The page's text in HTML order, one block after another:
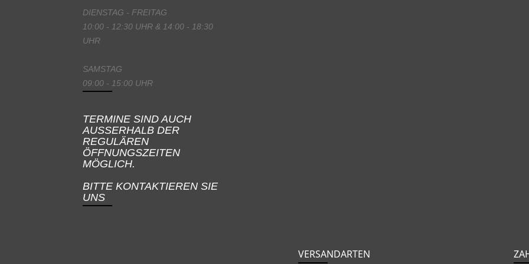
DIENSTAG - FREITAG
10:00 - 12:30 UHR & 14:00 - 18:30
UHR
SAMSTAG
09:00 - 15:00 UHR
TERMINE SIND AUCH
AUSSERHALB DER
REGULÄREN
ÖFFNUNGSZEITEN
MÖGLICH.
BITTE KONTAKTIEREN SIE
UNS
VERSANDARTEN